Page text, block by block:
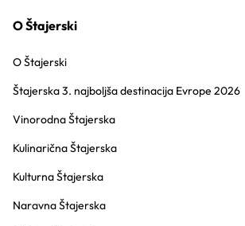
O Štajerski
O Štajerski
Štajerska 3. najboljša destinacija Evrope 2026
Vinorodna Štajerska
Kulinarična Štajerska
Kulturna Štajerska
Naravna Štajerska